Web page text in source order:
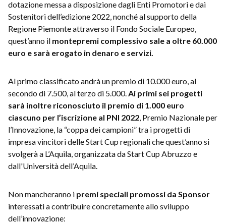
dotazione messa a disposizione dagli Enti Promotori e dai
Sostenitori dell’edizione 2022, nonché al supporto della
Regione Piemonte attraverso il Fondo Sociale Europeo,
quest’anno il montepremi complessivo sale a oltre 60.000
euro e sarà erogato in denaro e servizi.
Al primo classificato andrà un premio di 10.000 euro, al
secondo di 7.500, al terzo di 5.000.Ai primi sei progetti
sarà inoltre riconosciuto il premio di 1.000 euro
ciascuno per l’iscrizione al PNI 2022, Premio Nazionale per
l’Innovazione, la “coppa dei campioni” tra i progetti di
impresa vincitori delle Start Cup regionali che quest’anno si
svolgerà a L’Aquila, organizzata da Start Cup Abruzzo e
dall'Università dell’Aquila.
Non mancheranno i premi speciali promossi da Sponsor
interessati a contribuire concretamente allo sviluppo
dell’innovazione: